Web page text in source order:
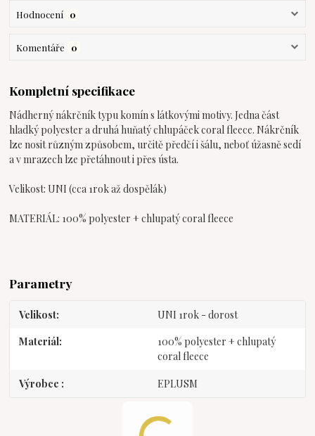
Hodnocení 0
Komentáře 0
Kompletní specifikace
Nádherný nákrčník typu komín s látkovými motivy. Jedna část
hladký polyester a druhá huňatý chlupáček coral fleece. Nákrčník
lze nosit různým způsobem, určitě předčí i šálu, neboť úžasně sedí
a v mrazech lze přetáhnout i přes ústa.
Velikost: UNI (cca 1rok až dospělák)
MATERIÁL: 100% polyester + chlupatý coral fleece
Parametry
Velikost UNI 1rok - dorost
Materiál
100% polyester + chlupatý
coral fleece
Výrobce EPLUSM